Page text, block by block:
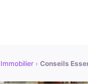
Immobilier › Conseils